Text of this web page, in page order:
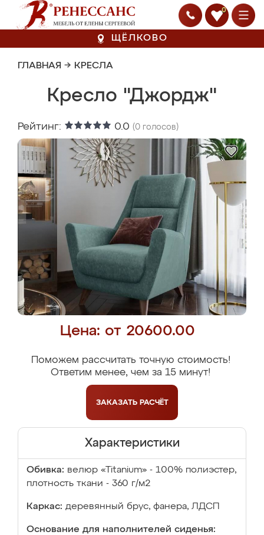
0
ЩЁЛКОВО
ГЛАВНАЯ → КРЕСЛА
Кресло "Джордж"
Рейтинг: 0.0 (0 голосов)
Цена: от 20600.00
Поможем рассчитать точную стоимость!
Ответим менее, чем за 15 минут!
ЗАКАЗАТЬ РАСЧЁТ
Характеристики
Обивка: велюр «Titanium» - 100% полиэстер,
плотность ткани - 360 г/м2
Каркас: деревянный брус, фанера, ЛДСП
Основание для наполнителей сиденья: